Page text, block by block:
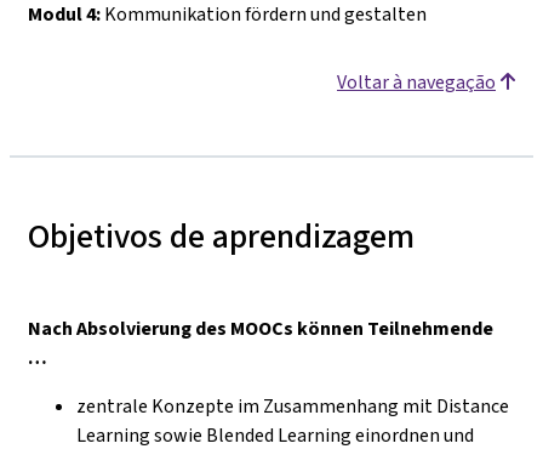
Modul 4:Kommunikation fördern und gestalten
Voltar à navegação
Objetivos de aprendizagem
Nach Absolvierung des MOOCs können Teilnehmende
…
zentrale Konzepte im Zusammenhang mit Distance
Learning sowie Blended Learning einordnen und